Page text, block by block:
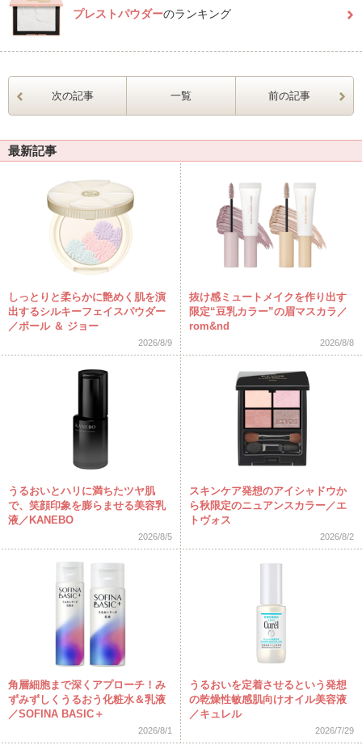
プレストパウダーのランキング
次の記事 一覧 前の記事
最新記事
しっとりと柔らかに艶めく肌を演
出するシルキーフェイスパウダー
／ポール ＆ ジョー
2026/8/9
抜け感ミュートメイクを作り出す
限定“豆乳カラー”の眉マスカラ／
rom&nd
2026/8/8
うるおいとハリに満ちたツヤ肌
で、笑顔印象を膨らませる美容乳
液／KANEBO
2026/8/5
スキンケア発想のアイシャドウか
ら秋限定のニュアンスカラー／エ
トヴォス
2026/8/2
角層細胞まで深くアプローチ！み
ずみずしくうるおう化粧水＆乳液
／SOFINA BASIC＋
2026/8/1
うるおいを定着させるという発想
の乾燥性敏感肌向けオイル美容液
／キュレル
2026/7/29